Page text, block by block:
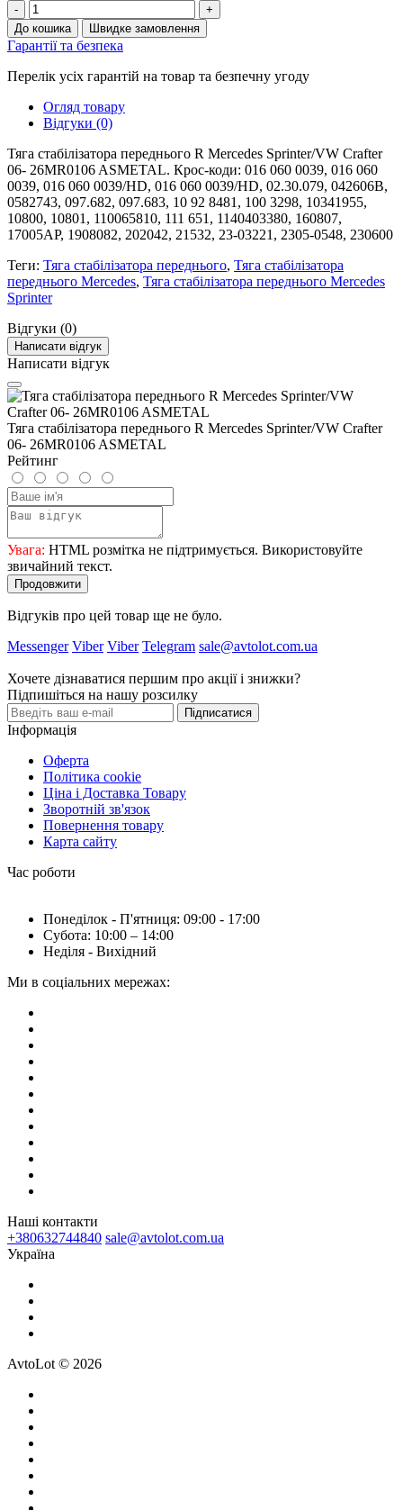
-
+
До кошика
Швидке замовлення
Гарантії та безпека
Перелік усіх гарантій на товар та безпечну угоду
Огляд товару
Відгуки (0)
Тяга стабілізатора переднього R Mercedes Sprinter/VW Crafter
06- 26MR0106 ASMETAL. Крос-коди: 016 060 0039, 016 060
0039, 016 060 0039/HD, 016 060 0039/HD, 02.30.079, 042606B,
0582743, 097.682, 097.683, 10 92 8481, 100 3298, 10341955,
10800, 10801, 110065810, 111 651, 1140403380, 160807,
17005AP, 1908082, 202042, 21532, 23-03221, 2305-0548, 230600
Теги: Тяга стабілізатора переднього, Тяга стабілізатора
переднього Mercedes, Тяга стабілізатора переднього Mercedes
Sprinter
Відгуки (0)
Написати відгук
Написати відгук
Тяга стабілізатора переднього R Mercedes Sprinter/VW Crafter
06- 26MR0106 ASMETAL
Рейтинг
Увага: HTML розмітка не підтримується. Використовуйте
звичайний текст.
Продовжити
Відгуків про цей товар ще не було.
Messenger Viber Viber Telegram sale@avtolot.com.ua
Хочете дізнаватися першим про акції і знижки?
Підпишіться на нашу розсилку
Підписатися
Інформація
Оферта
Політика cookie
Ціна і Доставка Товару
Зворотній зв'язок
Повернення товару
Карта сайту
Час роботи
Понеділок - П'ятниця: 09:00 - 17:00
Субота: 10:00 – 14:00
Неділя - Вихідний
Ми в соціальних мережах:
Наші контакти
+380632744840 sale@avtolot.com.ua
Українa
AvtoLot © 2026